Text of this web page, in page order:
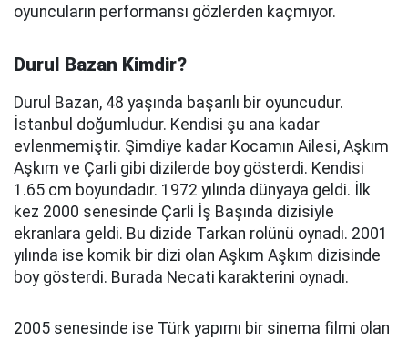
oyuncuların performansı gözlerden kaçmıyor.
Durul Bazan Kimdir?
Durul Bazan, 48 yaşında başarılı bir oyuncudur.
İstanbul doğumludur. Kendisi şu ana kadar
evlenmemiştir. Şimdiye kadar Kocamın Ailesi, Aşkım
Aşkım ve Çarli gibi dizilerde boy gösterdi. Kendisi
1.65 cm boyundadır. 1972 yılında dünyaya geldi. İlk
kez 2000 senesinde Çarli İş Başında dizisiyle
ekranlara geldi. Bu dizide Tarkan rolünü oynadı. 2001
yılında ise komik bir dizi olan Aşkım Aşkım dizisinde
boy gösterdi. Burada Necati karakterini oynadı.
2005 senesinde ise Türk yapımı bir sinema filmi olan